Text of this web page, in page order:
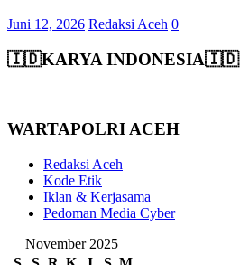
Juni 12, 2026 Redaksi Aceh 0
🇮🇩KARYA INDONESIA🇮🇩
WARTAPOLRI ACEH
Redaksi Aceh
Kode Etik
Iklan & Kerjasama
Pedoman Media Cyber
November 2025